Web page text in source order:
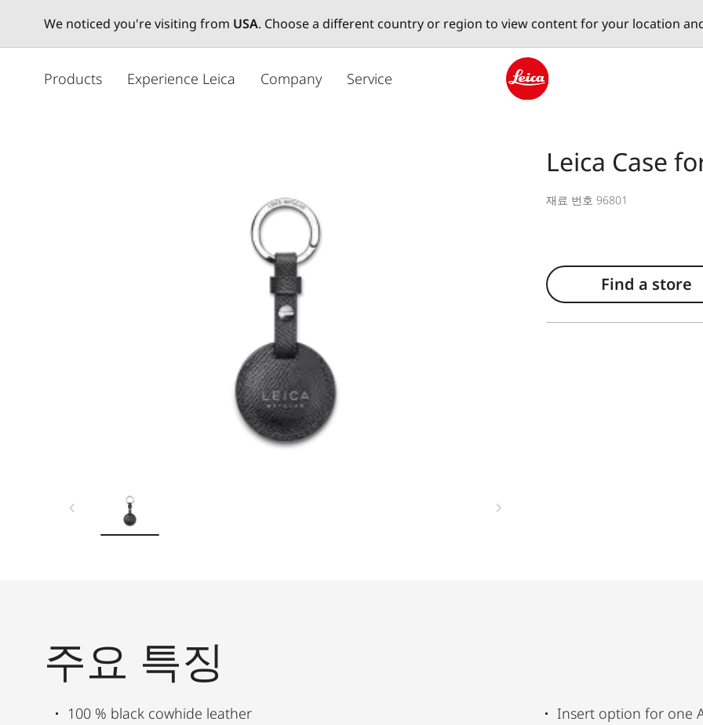
We noticed you're visiting from USA. Choose a different country or region to view content for your location
Products Experience Leica Company Service
Leica Case
재료 번호 96801
Find a store
주요 특징
100 % black cowhide leather
Insert option for one